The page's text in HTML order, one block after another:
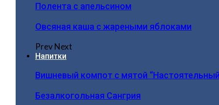
Полента с апельсином
Овсяная каша с жареными яблоками
PrevNext
Напитки
Вишневый компот с мятой
Безалкогольная Сангрия